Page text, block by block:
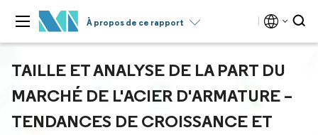
À propos de ce rapport
TAILLE ET ANALYSE DE LA PART DU
MARCHÉ DE L'ACIER D'ARMATURE –
TENDANCES DE CROISSANCE ET